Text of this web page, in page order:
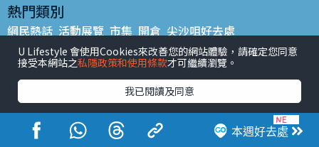
本週好去處
熱門類別
網民熱話 活動展覽 市集 開倉 尖沙咀好去處
銅鑼灣好去處 元朗好去處 荃灣好去處 旺角好去處 社會
餐廳情報 戶外郊遊
熱門標籤
#UGO搵好去處 #人氣活動推介 #美食社群熱話
#親子玩樂好去處
#ULifestyle應用程式
#限時搶
#UJetso禮物放送
#ULifestyle商戶中心 #著數 #網絡熱話
U Lifestyle 會使用Cookies來改善您的網站體驗，請確定您同意
接受本網站之私隱政策和使用條款才可繼續瀏覽。
我已閱讀及同意